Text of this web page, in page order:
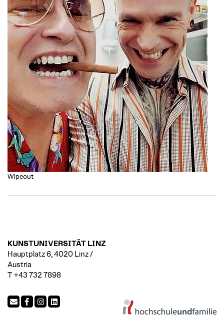
Wipeout
KUNSTUNIVERSITÄT LINZ
Hauptplatz 6, 4020 Linz /
Austria
T +43 732 7898